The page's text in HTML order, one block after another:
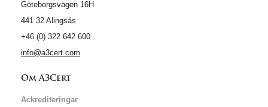
Göteborgsvägen 16H
441 32 Alingsås
+46 (0) 322 642 600
info@a3cert.com
Om A3Cert
Ackrediteringar